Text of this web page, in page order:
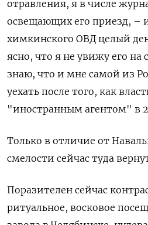
отравления, я в числе
освещающих его приезд, –
химкинского ОВД целый
ясно, что я не увижу его на
знаю, что и мне самой из
уехать после того, как
"иностранным агентом" в
Только в отличие от
смелости сейчас туда
Поразителен сейчас
ритуальное, восковое